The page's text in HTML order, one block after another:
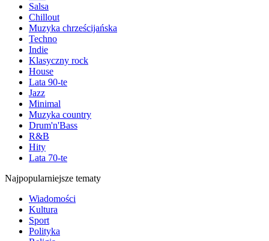
Salsa
Chillout
Muzyka chrześcijańska
Techno
Indie
Klasyczny rock
House
Lata 90-te
Jazz
Minimal
Muzyka country
Drum'n'Bass
R&B
Hity
Lata 70-te
Najpopularniejsze tematy
Wiadomości
Kultura
Sport
Polityka